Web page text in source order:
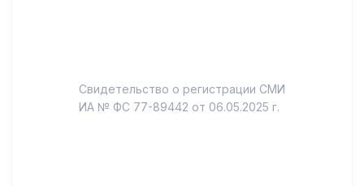
Свидетельство о регистрации СМИ
ИА № ФС 77-89442 от 06.05.2025 г.